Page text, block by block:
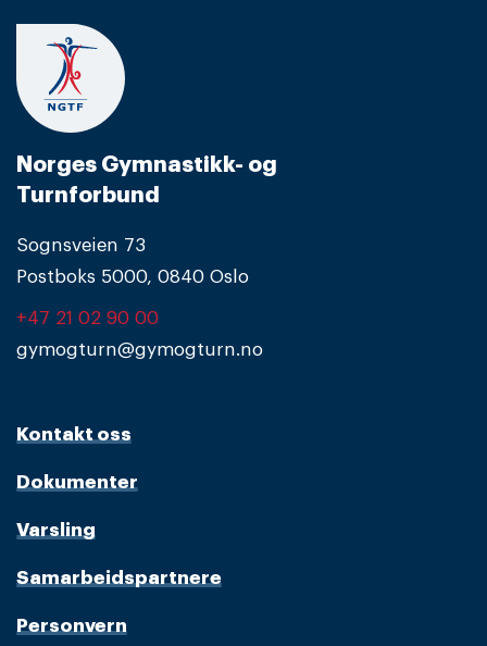
Norges Gymnastikk- og
Turnforbund
Sognsveien 73
Postboks 5000, 0840 Oslo
+47 21 02 90 00
gymogturn@gymogturn.no
Kontakt oss
Dokumenter
Varsling
Samarbeidspartnere
Personvern